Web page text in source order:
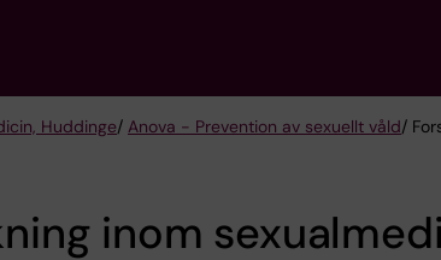
Huddinge/ Anova - Prevention av sexuellt våld/
inom